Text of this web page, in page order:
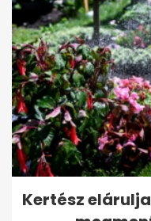
Kertész